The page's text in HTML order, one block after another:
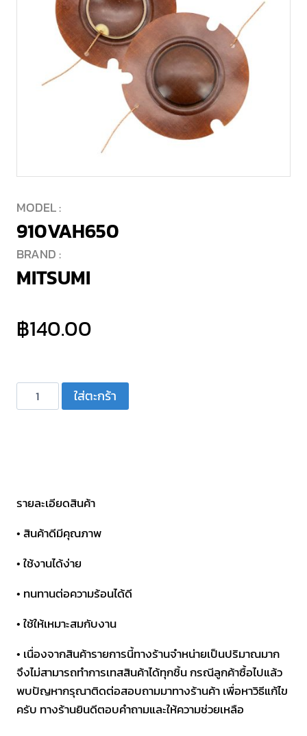
MODEL :
910VAH650
BRAND :
MITSUMI
฿140.00
จำนวน
ว้อยส์
รุ่น
650
ชิ้น
ใส่ตะกร้า
รายละเอียดสินค้า
• สินค้าดีมีคุณภาพ
• ใช้งานได้ง่าย
• ทนทานต่อความร้อนได้ดี
• ใช้ให้เหมาะสมกับงาน
• เนื่องจากสินค้ารายการนี้ทางร้านจำหน่ายเป็นปริมาณมาก
จึงไม่สามารถทำการเทสสินค้าได้ทุกชิ้น กรณีลูกค้าซื้อไปแล้ว
พบปัญหากรุณาติดต่อสอบถามมาทางร้านค้า เพื่อหาวิธีแก้ไข
ครับ ทางร้านยินดีตอบคำถามและให้ความช่วยเหลือ